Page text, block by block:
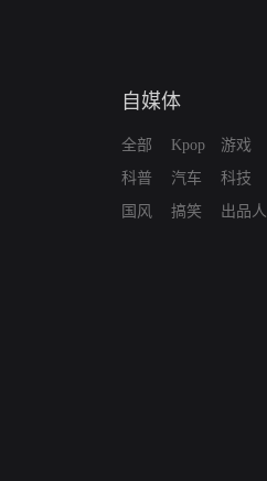
自媒体
全部
科普
国风
Kpop
汽车
搞笑
游戏
科技
出品人